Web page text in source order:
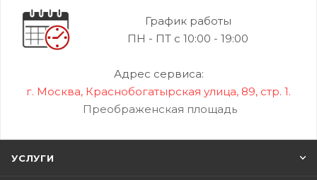
График работы
ПН - ПТ с 10:00 - 19:00
Адрес сервиса:
г. Москва, Краснобогатырская улица, 89, стр. 1.
Преображенская площадь
УСЛУГИ